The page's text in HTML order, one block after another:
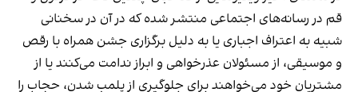
قم در رسانه‌های اجتماعی منتشر شده که در آن در سخنانی
شبیه به اعتراف اجباری یا به دلیل برگزاری جشن همراه با رقص
و موسیقی، از مسئولان عذرخواهی و ابراز ندامت می‌کنند یا از
مشتریان خود می‌خواهند برای جلوگیری از پلمب شدن، حجاب را